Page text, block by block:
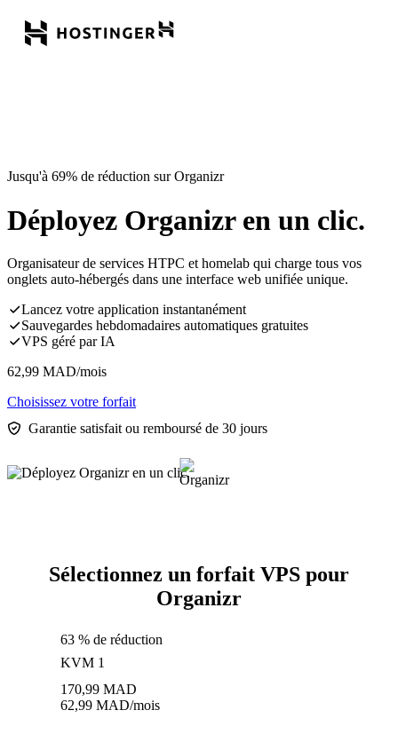
Jusqu'à 69% de réduction sur Organizr
Déployez Organizr en un clic.
Organisateur de services HTPC et homelab qui charge tous vos
onglets auto-hébergés dans une interface web unifiée unique.
Lancez votre application instantanément
Sauvegardes hebdomadaires automatiques gratuites
VPS géré par IA
62,99 MAD/mois
Choisissez votre forfait
Garantie satisfait ou remboursé de 30 jours
Sélectionnez un forfait VPS pour
Organizr
63 % de réduction
KVM 1
170,99 MAD
62,99 MAD/mois